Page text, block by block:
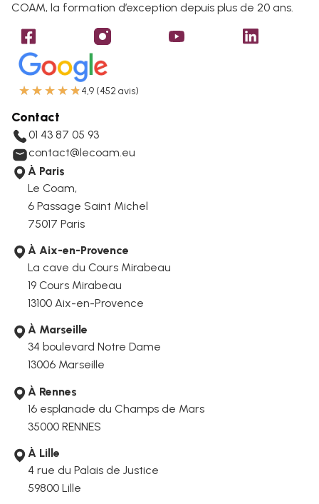
COAM, la formation d’exception depuis plus de 20 ans.
★ ★ ★ ★ ★4,9 (452 avis)
Contact
01 43 87 05 93
contact@lecoam.eu
À Paris
Le Coam,
6 Passage Saint Michel
75017 Paris
À Aix-en-Provence
La cave du Cours Mirabeau
19 Cours Mirabeau
13100 Aix-en-Provence
À Marseille
34 boulevard Notre Dame
13006 Marseille
À Rennes
16 esplanade du Champs de Mars
35000 RENNES
À Lille
4 rue du Palais de Justice
59800 Lille